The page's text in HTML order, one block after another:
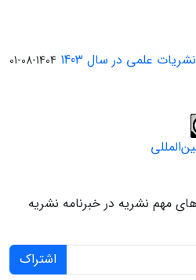
علمی در سال 1403 1404-08-01
مهم نشریه در خبرنامه نشریه
اشتراک